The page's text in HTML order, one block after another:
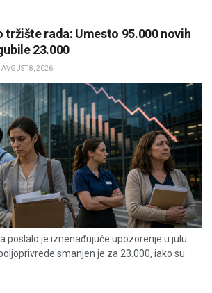
tržište rada: Umesto 95.000 novih
23.000
AVGUST 8, 2026
poslalo je iznenađujuće upozorenje u julu:
smanjen je za 23.000, iako su